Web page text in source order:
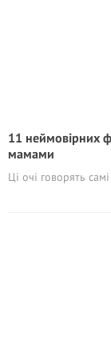
11 неймовірних
мамами
Ці очі говорять